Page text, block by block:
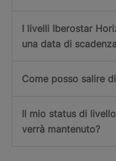
I livelli Iberostar
una data di
Come posso salire
Il mio status di
verrà mantenuto?